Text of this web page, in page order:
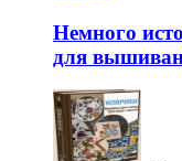
Немного
для